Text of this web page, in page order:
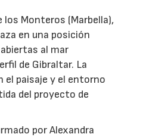
los Monteros (Marbella),
en una posición
al mar
de Gibraltar. La
el paisaje y el entorno
del proyecto de
por Alexandra